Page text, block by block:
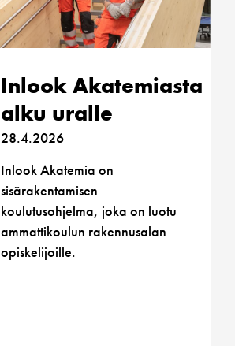
Inlook Akatemiasta
alku uralle
28.4.2026
Inlook Akatemia on
sisärakentamisen
koulutusohjelma, joka on luotu
ammattikoulun rakennusalan
opiskelijoille.